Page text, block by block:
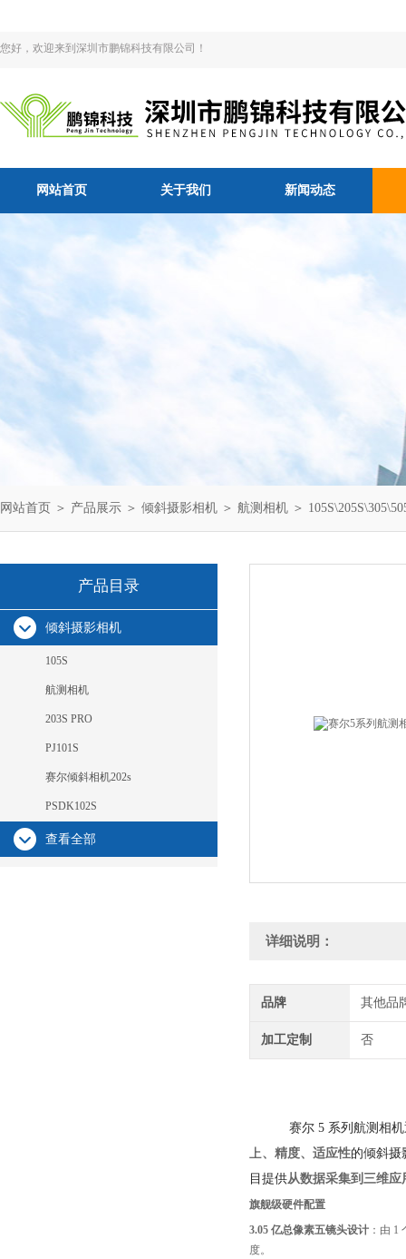
您好，欢迎来到深圳市鹏锦科技有限公司！
网站首页 关于我们 新闻动态
网站首页 ＞ 产品展示 ＞ 倾斜摄影相机 ＞ 航测相机 ＞
产品目录
倾斜摄影相机
105S
航测相机
203S PRO
PJ101S
赛尔倾斜相机202s
PSDK102S
查看全部
详细说明：
品牌 其他品
加工定制 否
赛尔 5 系列航测相机
上、精度、适应性的倾斜摄
目提供从数据采集到三维
旗舰级硬件配置
3.05 亿总像素五镜头设计 ：由 1
度。